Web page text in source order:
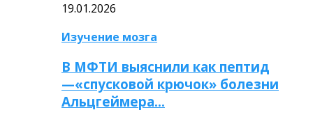
19.01.2026
Изучение мозга
В МФТИ выяснили как пептид
—«спусковой крючок» болезни
Альцгеймера…